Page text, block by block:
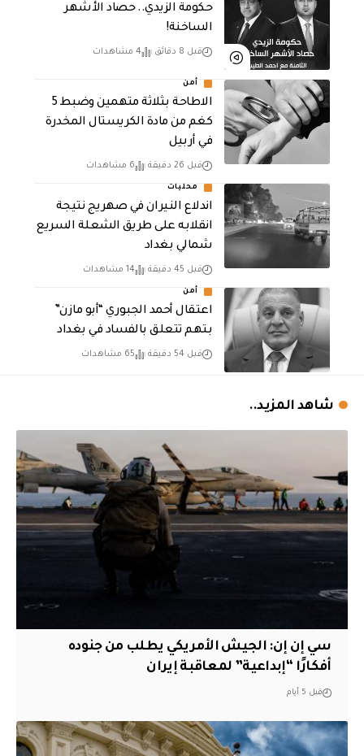
حكومة الزيدي.. حصاد الأشهر
الساخنة!
قبل 8 دقائق 4 مشاهدات
أمن
الاطاحة بثلاثة متهمين وضبط 5
كغم من مادة الكريستال المخدرة ​
في أربيل
قبل 26 دقيقة 6 مشاهدات
محليات
اندلاع النيران في صهريج نتيجة
انقلابه على طريق الشعلة السريع
شمالي بغداد
قبل 45 دقيقة 14 مشاهدات
أمن
اعتقال أحمد الجبوري “أبو مازن”
بتهم تتعلق بالفساد في بغداد
قبل 54 دقيقة 65 مشاهدات
شاهد المزيد..
سي إن إن: الجيش الأمريكي يطلب من جنوده
أفكارًا “إبداعية” لمعاقبة إيران
قبل 5 أيام